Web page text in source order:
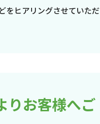
をヒアリングさせていただ
りお客様へご